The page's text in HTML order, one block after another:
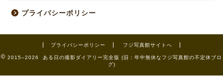
プライバシーポリシー
プライバシーポリシー フジ写真館サイトへ
2015–2026 ある日の撮影ダイアリー完全版 (旧：年中無休なフジ写真館の不定休ブロ
グ)